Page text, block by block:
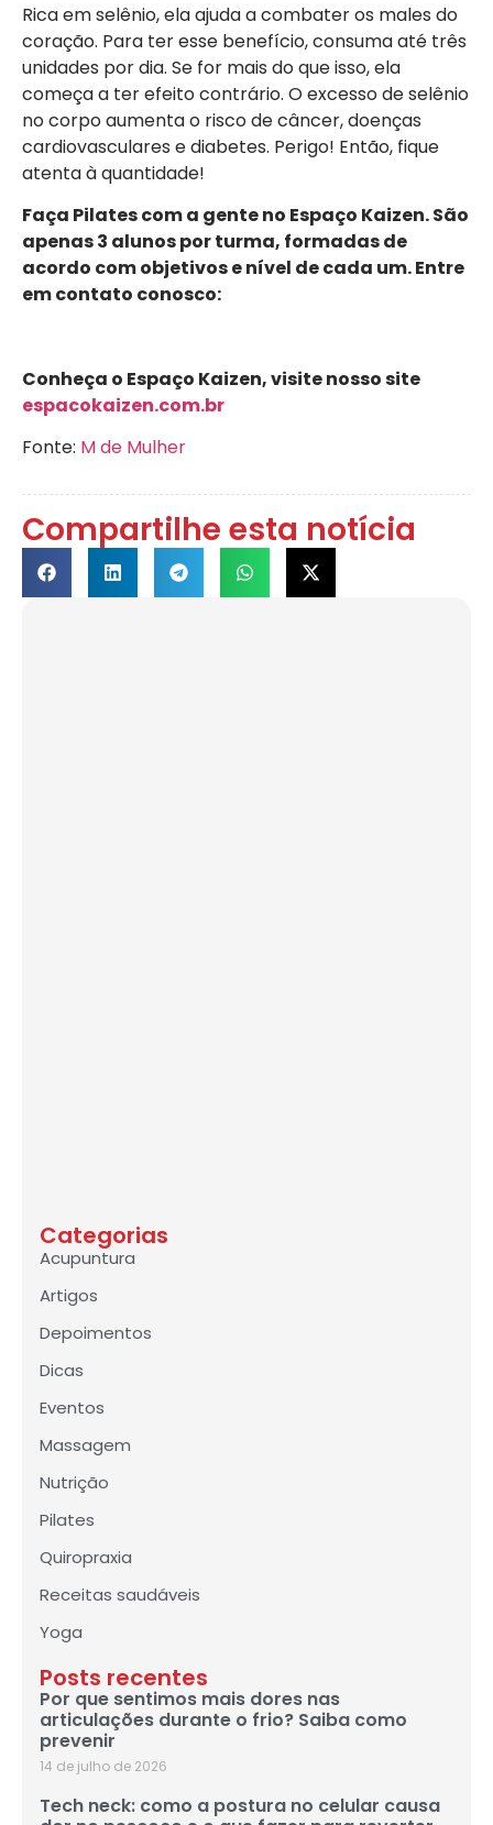
Rica em selênio, ela ajuda a combater os males do
coração. Para ter esse benefício, consuma até três
unidades por dia. Se for mais do que isso, ela
começa a ter efeito contrário. O excesso de selênio
no corpo aumenta o risco de câncer, doenças
cardiovasculares e diabetes. Perigo! Então, fique
atenta à quantidade!
Faça Pilates com a gente no Espaço Kaizen. São
apenas 3 alunos por turma, formadas de
acordo com objetivos e nível de cada um. Entre
em contato conosco:
Conheça o Espaço Kaizen, visite nosso site
espacokaizen.com.br
Fonte: M de Mulher
Compartilhe esta notícia
Categorias
Acupuntura
Artigos
Depoimentos
Dicas
Eventos
Massagem
Nutrição
Pilates
Quiropraxia
Receitas saudáveis
Yoga
Posts recentes
Por que sentimos mais dores nas
articulações durante o frio? Saiba como
prevenir
14 de julho de 2026
Tech neck: como a postura no celular causa